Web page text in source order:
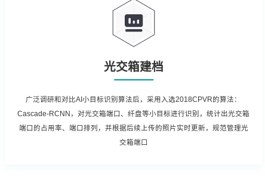
光交箱建档
广泛调研和对比AI小目标识别算法后，采用入选2018CPVR的算法：
Cascade-RCNN，对光交箱端口、纤盘等小目标进行识别，统计出光交箱
端口的占用率、端口排列，并根据后续上传的照片实时更新，规范管理光
交箱端口